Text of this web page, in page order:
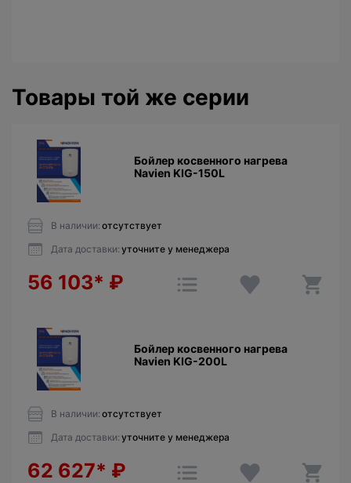
Товары той же серии
Бойлер косвенного нагрева
Navien KIG-150L
В наличии: отсутствует
Дата доставки: уточните у менеджера
56 103* ₽
Бойлер косвенного нагрева
Navien KIG-200L
В наличии: отсутствует
Дата доставки: уточните у менеджера
62 627* ₽